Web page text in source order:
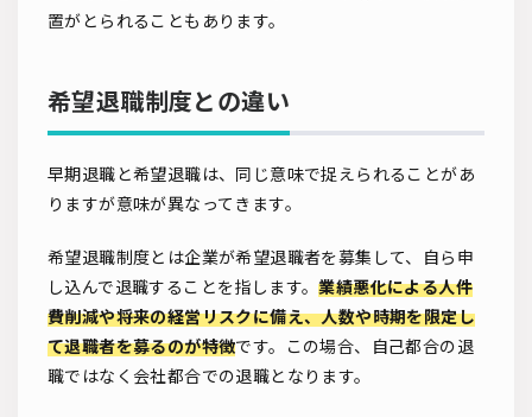
置がとられることもあります。
希望退職制度との違い
早期退職と希望退職は、同じ意味で捉えられることがあ
りますが意味が異なってきます。
希望退職制度とは企業が希望退職者を募集して、自ら申
し込んで退職することを指します。業績悪化による人件
費削減や将来の経営リスクに備え、人数や時期を限定し
て退職者を募るのが特徴です。この場合、自己都合の退
職ではなく会社都合での退職となります。